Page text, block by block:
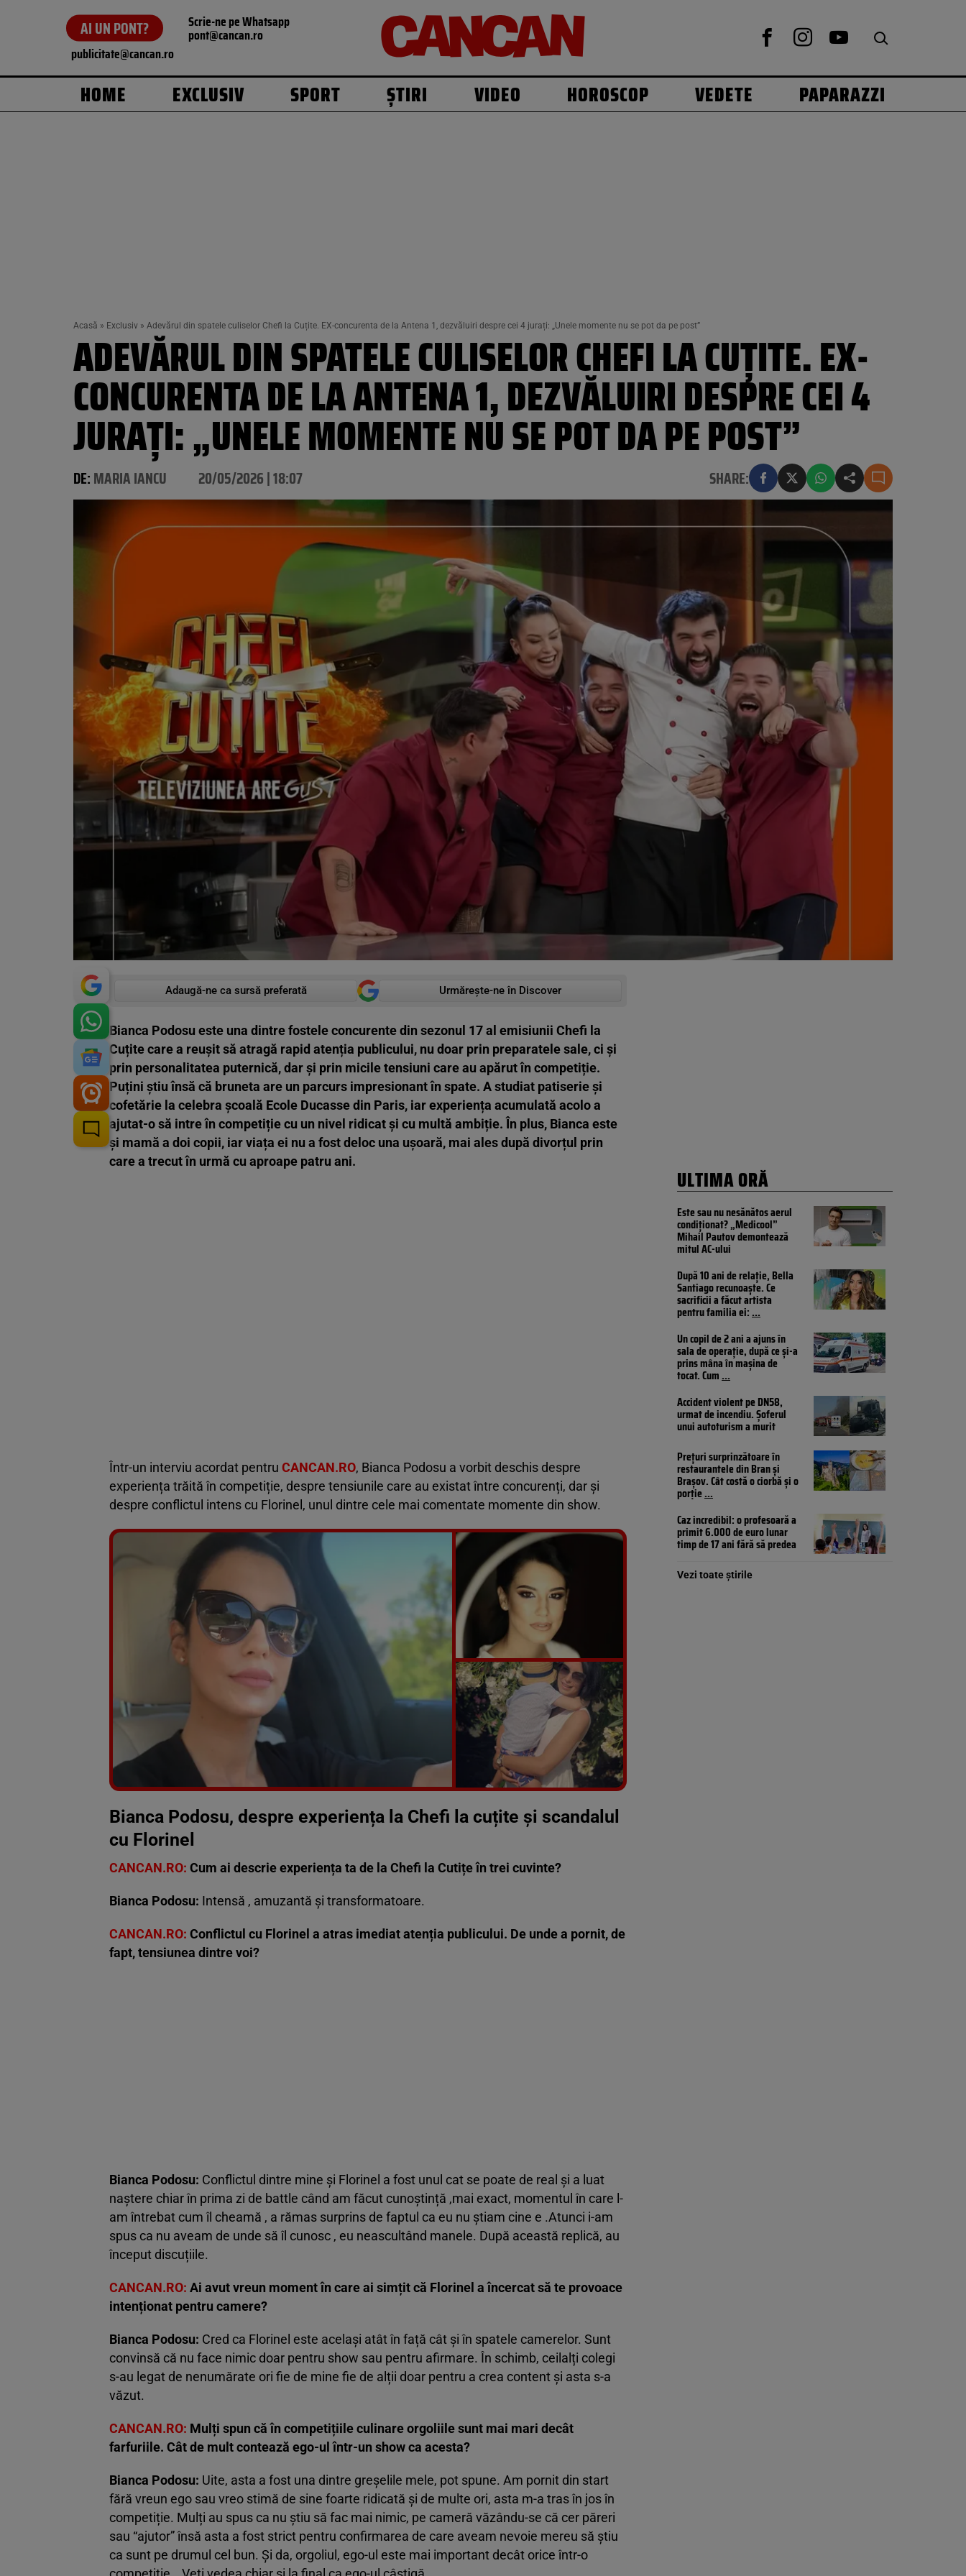
AI UN PONT? Scrie-ne pe Whatsapp
pont@cancan.ro
publicitate@cancan.ro
HOME EXCLUSIV SPORT ȘTIRI VIDEO HOROSCOP VEDETE PAPARAZZI
Acasă » Exclusiv » Adevărul din spatele culiselor Chefi la Cuțite. EX-concurenta de la Antena 1, dezvăluiri despre cei 4 jurați: „Unele momente nu se pot da pe post”
ADEVĂRUL DIN SPATELE CULISELOR CHEFI LA CUȚITE. EX-
CONCURENTA DE LA ANTENA 1, DEZVĂLUIRI DESPRE CEI 4
JURAȚI: „UNELE MOMENTE NU SE POT DA PE POST”
DE:MARIA IANCU 20/05/2026 | 18:07 SHARE:
Adaugă-ne ca sursă preferată Urmărește-ne în Discover
Bianca Podosu este una dintre fostele concurente din sezonul 17 al emisiunii Chefi la
Cuțite care a reușit să atragă rapid atenția publicului, nu doar prin preparatele sale, ci și
prin personalitatea puternică, dar și prin micile tensiuni care au apărut în competiție.
Puțini știu însă că bruneta are un parcurs impresionant în spate. A studiat patiserie și
cofetărie la celebra școală Ecole Ducasse din Paris, iar experiența acumulată acolo a
ajutat-o să intre în competiție cu un nivel ridicat și cu multă ambiție. În plus, Bianca este
și mamă a doi copii, iar viața ei nu a fost deloc una ușoară, mai ales după divorțul prin
care a trecut în urmă cu aproape patru ani.
Într-un interviu acordat pentru CANCAN.RO, Bianca Podosu a vorbit deschis despre
experiența trăită în competiție, despre tensiunile care au existat între concurenți, dar și
despre conflictul intens cu Florinel, unul dintre cele mai comentate momente din show.
Vezi galeria foto
4 poze
Bianca Podosu, despre experiența la Chefi la cuțite și scandalul
cu Florinel
CANCAN.RO: Cum ai descrie experiența ta de la Chefi la Cutițe în trei cuvinte?
Bianca Podosu: Intensă , amuzantă și transformatoare.
CANCAN.RO: Conflictul cu Florinel a atras imediat atenția publicului. De unde a pornit, de
fapt, tensiunea dintre voi?
Bianca Podosu: Conflictul dintre mine și Florinel a fost unul cat se poate de real și a luat
naștere chiar în prima zi de battle când am făcut cunoștință ,mai exact, momentul în care l-
am întrebat cum îl cheamă , a rămas surprins de faptul ca eu nu știam cine e .Atunci i-am
spus ca nu aveam de unde să îl cunosc , eu neascultând manele. După această replică, au
început discuțiile.
CANCAN.RO: Ai avut vreun moment în care ai simțit că Florinel a încercat să te provoace
intenționat pentru camere?
Bianca Podosu: Cred ca Florinel este același atât în față cât și în spatele camerelor. Sunt
convinsă că nu face nimic doar pentru show sau pentru afirmare. În schimb, ceilalți colegi
s-au legat de nenumărate ori fie de mine fie de alții doar pentru a crea content și asta s-a
văzut.
CANCAN.RO: Mulți spun că în competițiile culinare orgoliile sunt mai mari decât
farfuriile. Cât de mult contează ego-ul într-un show ca acesta?
Bianca Podosu: Uite, asta a fost una dintre greșelile mele, pot spune. Am pornit din start
fără vreun ego sau vreo stimă de sine foarte ridicată și de multe ori, asta m-a tras în jos în
competiție. Mulți au spus ca nu știu să fac mai nimic, pe cameră văzându-se că cer păreri
sau “ajutor” însă asta a fost strict pentru confirmarea de care aveam nevoie mereu să știu
ca sunt pe drumul cel bun. Și da, orgoliul, ego-ul este mai important decât orice într-o
ULTIMA ORĂ
Este sau nu nesănătos aerul
condiționat? „Medicool”
Mihail Pautov demontează
mitul AC-ului
După 10 ani de relație, Bella
Santiago recunoaște. Ce
sacrificii a făcut artista
pentru familia ei:...
Un copil de 2 ani a ajuns în
sala de operație, după ce și-a
prins mâna în mașina de
tocat. Cum...
Accident violent pe DN58,
urmat de incendiu. Șoferul
unui autoturism a murit
Prețuri surprinzătoare în
restaurantele din Bran și
Brașov. Cât costă o ciorbă și o
porție...
Caz incredibil: o profesoară a
primit 6.000 de euro lunar
timp de 17 ani fără să predea
Vezi toate știrile